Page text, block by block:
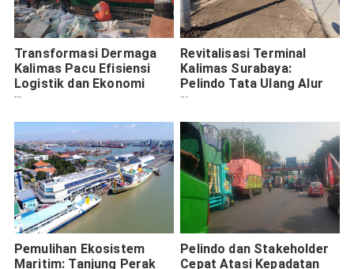
Transformasi Dermaga
Kalimas Pacu Efisiensi
Logistik dan Ekonomi
Lokal Surabaya
Revitalisasi Terminal
Kalimas Surabaya:
Pelindo Tata Ulang Alur
Kendaraan
Pemulihan Ekosistem
Maritim: Tanjung Perak
Pelindo dan Stakeholder
Cepat Atasi Kepadatan